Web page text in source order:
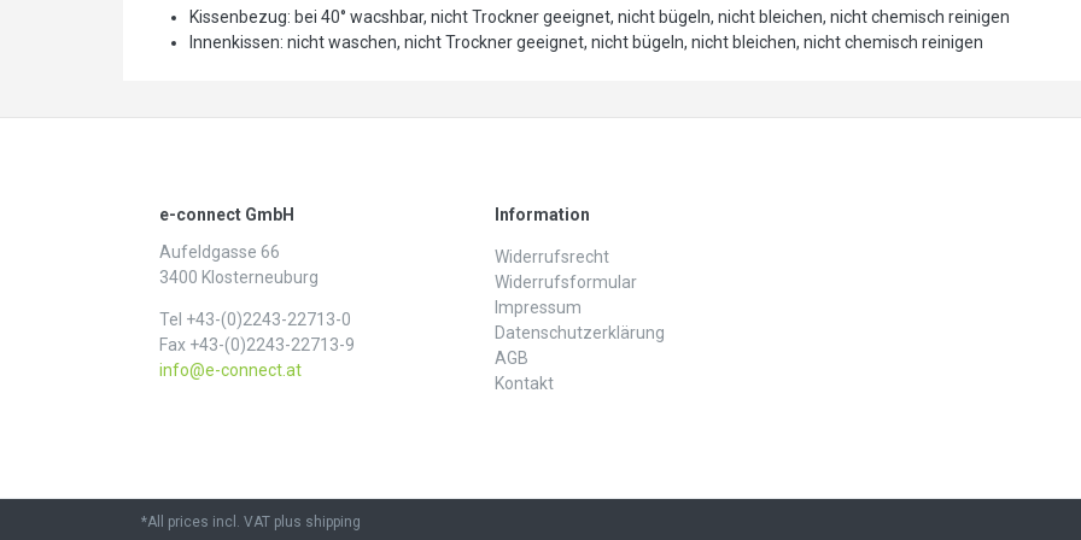
Kissenbezug: bei 40° wacshbar, nicht Trockner geeignet, nicht bügeln, nicht bleichen, nicht chemisch reinigen
Innenkissen: nicht waschen, nicht Trockner geeignet, nicht bügeln, nicht bleichen, nicht chemisch reinigen
e-connect GmbH
Aufeldgasse 66
3400 Klosterneuburg
Tel +43-(0)2243-22713-0
Fax +43-(0)2243-22713-9
info@e-connect.at
Information
Widerrufs­recht
Widerrufs­formular
Impressum
Daten­schutz­erklärung
AGB
Kontakt
*All prices incl. VAT plus shipping